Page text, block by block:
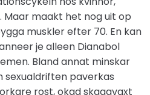
maakt het nog uit op
muskler efter 70. En kan
je alleen Dianabol
Bland annat minskar
paverkas
rost, okad skaggvaxt